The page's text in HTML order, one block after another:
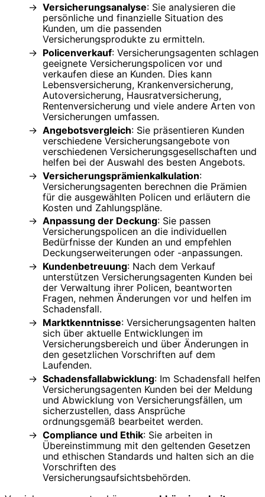
Versicherungsanalyse: Sie analysieren die
persönliche und finanzielle Situation des
Kunden, um die passenden
Versicherungsprodukte zu ermitteln.
Policenverkauf: Versicherungsagenten schlagen
geeignete Versicherungspolicen vor und
verkaufen diese an Kunden. Dies kann
Lebensversicherung, Krankenversicherung,
Autoversicherung, Hausratversicherung,
Rentenversicherung und viele andere Arten von
Versicherungen umfassen.
Angebotsvergleich: Sie präsentieren Kunden
verschiedene Versicherungsangebote von
verschiedenen Versicherungsgesellschaften und
helfen bei der Auswahl des besten Angebots.
Versicherungsprämienkalkulation:
Versicherungsagenten berechnen die Prämien
für die ausgewählten Policen und erläutern die
Kosten und Zahlungspläne.
Anpassung der Deckung: Sie passen
Versicherungspolicen an die individuellen
Bedürfnisse der Kunden an und empfehlen
Deckungserweiterungen oder -anpassungen.
Kundenbetreuung: Nach dem Verkauf
unterstützen Versicherungsagenten Kunden bei
der Verwaltung ihrer Policen, beantworten
Fragen, nehmen Änderungen vor und helfen im
Schadensfall.
Marktkenntnisse: Versicherungsagenten halten
sich über aktuelle Entwicklungen im
Versicherungsbereich und über Änderungen in
den gesetzlichen Vorschriften auf dem
Laufenden.
Schadensfallabwicklung: Im Schadensfall helfen
Versicherungsagenten Kunden bei der Meldung
und Abwicklung von Versicherungsfällen, um
sicherzustellen, dass Ansprüche
ordnungsgemäß bearbeitet werden.
Compliance und Ethik: Sie arbeiten in
Übereinstimmung mit den geltenden Gesetzen
und ethischen Standards und halten sich an die
Vorschriften des
Versicherungsaufsichtsbehörden.